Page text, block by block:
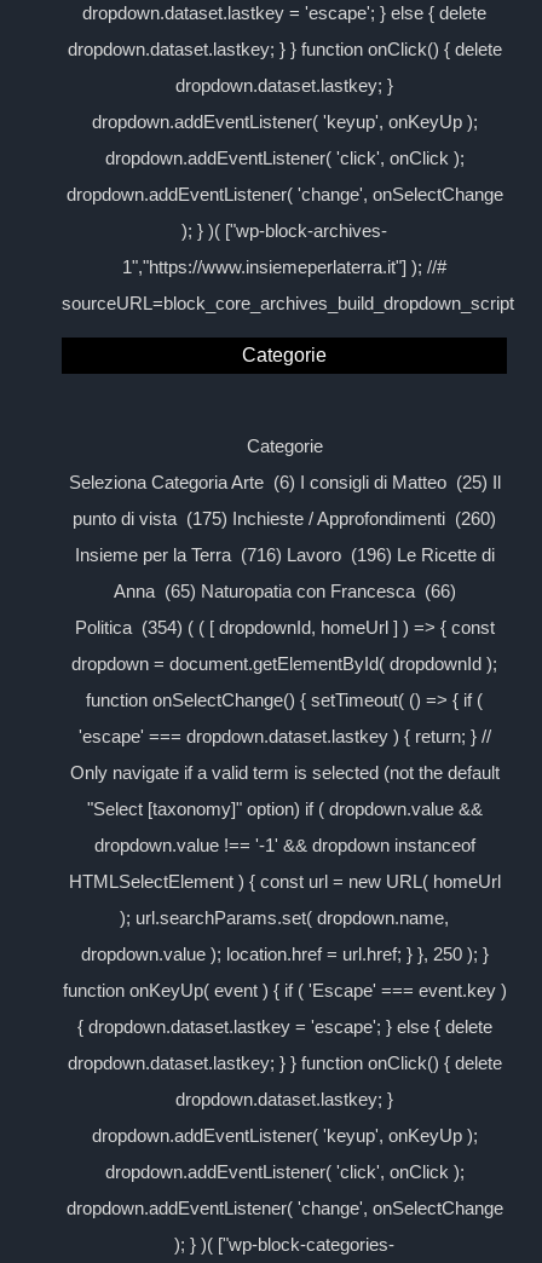
dropdown.dataset.lastkey = 'escape'; } else { delete
dropdown.dataset.lastkey; } } function onClick() { delete
dropdown.dataset.lastkey; }
dropdown.addEventListener( 'keyup', onKeyUp );
dropdown.addEventListener( 'click', onClick );
dropdown.addEventListener( 'change', onSelectChange
); } )( ["wp-block-archives-
1","https://www.insiemeperlaterra.it"] ); //#
sourceURL=block_core_archives_build_dropdown_script
Categorie
Categorie
Seleziona Categoria Arte (6) I consigli di Matteo (25) Il
punto di vista (175) Inchieste / Approfondimenti (260)
Insieme per la Terra (716) Lavoro (196) Le Ricette di
Anna (65) Naturopatia con Francesca (66)
Politica (354) ( ( [ dropdownId, homeUrl ] ) => { const
dropdown = document.getElementById( dropdownId );
function onSelectChange() { setTimeout( () => { if (
'escape' === dropdown.dataset.lastkey ) { return; } //
Only navigate if a valid term is selected (not the default
"Select [taxonomy]" option) if ( dropdown.value &&
dropdown.value !== '-1' && dropdown instanceof
HTMLSelectElement ) { const url = new URL( homeUrl
); url.searchParams.set( dropdown.name,
dropdown.value ); location.href = url.href; } }, 250 ); }
function onKeyUp( event ) { if ( 'Escape' === event.key )
{ dropdown.dataset.lastkey = 'escape'; } else { delete
dropdown.dataset.lastkey; } } function onClick() { delete
dropdown.dataset.lastkey; }
dropdown.addEventListener( 'keyup', onKeyUp );
dropdown.addEventListener( 'click', onClick );
dropdown.addEventListener( 'change', onSelectChange
); } )( ["wp-block-categories-